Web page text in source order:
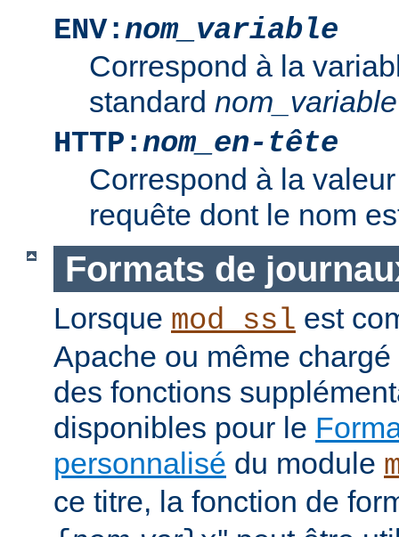
ENV:nom_variable
Correspond à la
standard nom_variable
HTTP:nom_en-tête
Correspond à la
requête dont le nom
Formats de
Lorsque mod_ssl est
Apache ou même
des fonctions
disponibles pour le
personnalisé du module
ce titre, la fonction de